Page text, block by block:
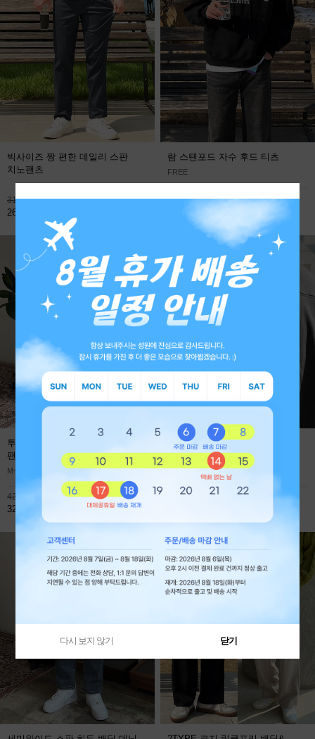
빅사이즈 짱 편한 데일리 스판
치노팬츠
31,900원
26,800원
람 스탠포드 자수 후드 티츠
FREE
113,800원
투턱 사계절 프리미엄 와이드 데님
팬츠
(1+1 59,800원)
M~XL
42,800원
32,800원
에어로 쿨에버 절개 오버핏 긴팔
티셔츠
M~XL
45,900원
다시 보지 않기 닫기